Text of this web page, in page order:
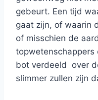
gebeurt. Een tijd
gaat zijn, of waarin
of misschien de
bot verdeeld over
slimmer zullen zijn